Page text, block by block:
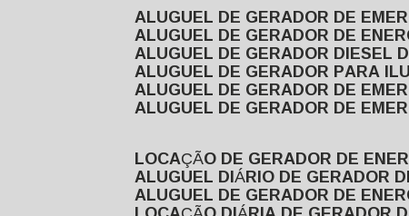
ALUGUEL DE GERADOR DE
ALUGUEL DE GERADOR DE
ALUGUEL DE GERADOR DIESEL
ALUGUEL DE GERADOR PARA
ALUGUEL DE GERADOR DE
ALUGUEL DE GERADOR DE
LOCAÇÃO DE GERADOR DE
ALUGUEL DIÁRIO DE GERADOR
ALUGUEL DE GERADOR DE